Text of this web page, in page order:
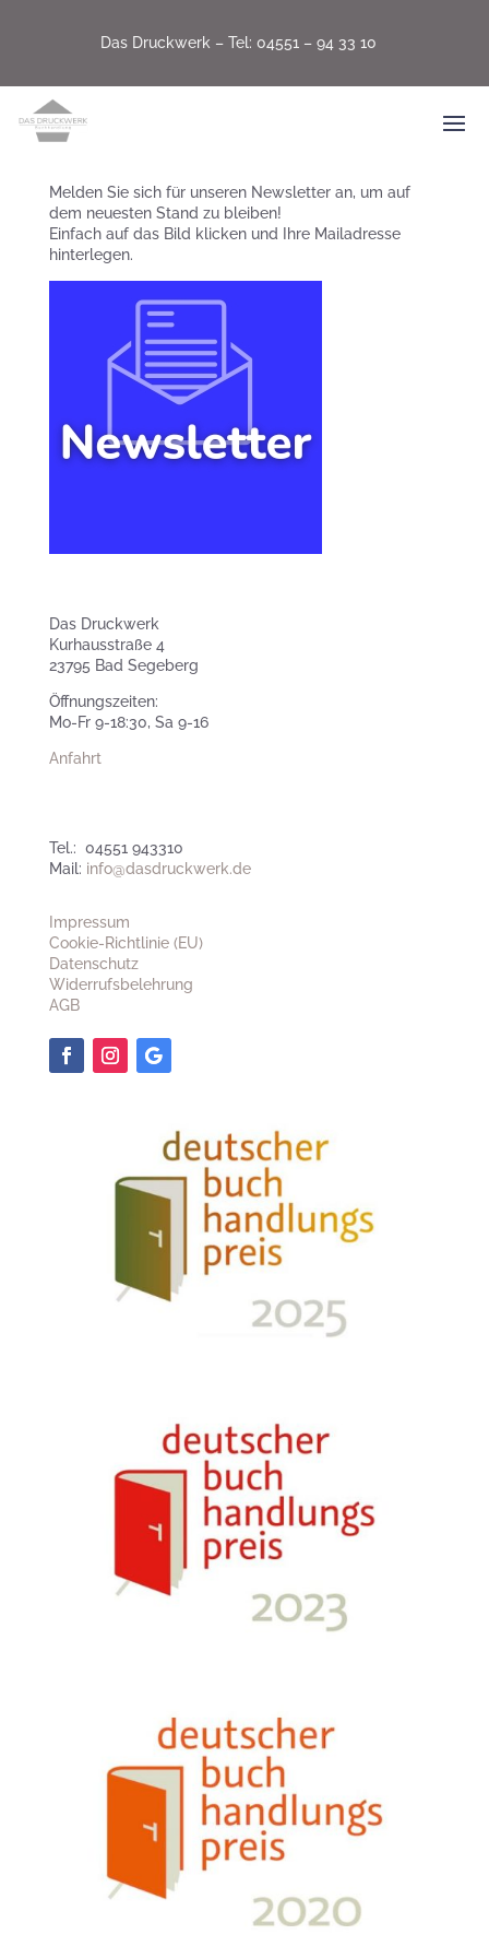
Das Druckwerk –Tel: 04551 – 94 33 10
Melden Sie sich für unseren Newsletter an, um auf
dem neuesten Stand zu bleiben!
Einfach auf das Bild klicken und Ihre Mailadresse
hinterlegen.
Das Druckwerk
Kurhausstraße 4
23795 Bad Segeberg
Öffnungszeiten:
Mo-Fr 9-18:30, Sa 9-16
Anfahrt
Tel.: 04551 943310
Mail: info@dasdruckwerk.de
Impressum
Cookie-Richtlinie (EU)
Datenschutz
Widerrufsbelehrung
AGB